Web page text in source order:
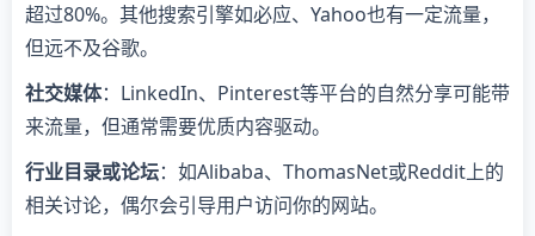
超过80%。其他搜索引擎如必应、Yahoo也有一定流量，
但远不及谷歌。
社交媒体：LinkedIn、Pinterest等平台的自然分享可能带
来流量，但通常需要优质内容驱动。
行业目录或论坛：如Alibaba、ThomasNet或Reddit上的
相关讨论，偶尔会引导用户访问你的网站。